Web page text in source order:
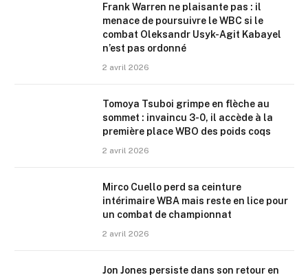
Frank Warren ne plaisante pas : il
menace de poursuivre le WBC si le
combat Oleksandr Usyk-Agit Kabayel
n’est pas ordonné
2 avril 2026
Tomoya Tsuboi grimpe en flèche au
sommet : invaincu 3-0, il accède à la
première place WBO des poids coqs
2 avril 2026
Mirco Cuello perd sa ceinture
intérimaire WBA mais reste en lice pour
un combat de championnat
2 avril 2026
Jon Jones persiste dans son retour en